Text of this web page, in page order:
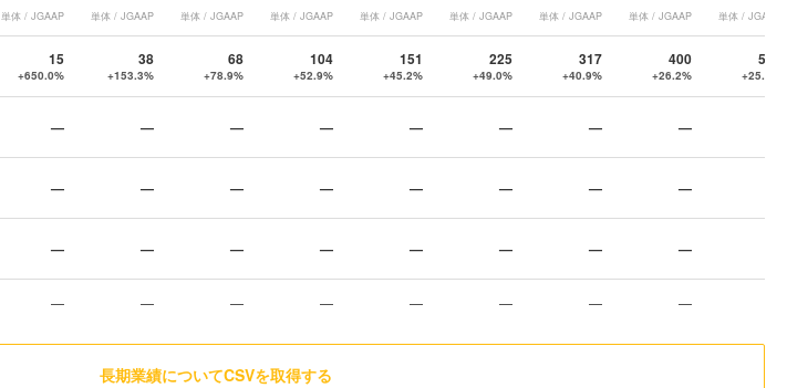
単体 / JGAAP 単体 / JGAAP 単体 / JGAAP 単体 / JGAAP 単体 / JGAAP 単体 / JGAAP 単体 / JGAAP 単体 / JGAAP 単体 / JGAAP
15
+650.0%
38
+153.3%
68
+78.9%
104
+52.9%
151
+45.2%
225
+49.0%
317
+40.9%
400
+26.2%
500
+25.0%
— — — — — — — —
— — — — — — — —
— — — — — — — —
— — — — — — — —
長期業績についてCSVを取得する